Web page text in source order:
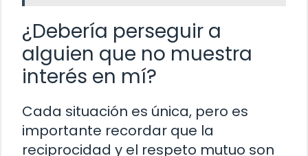
¿Debería perseguir a
alguien que no muestra
interés en mí?
Cada situación es única, pero es
importante recordar que la
reciprocidad y el respeto mutuo son